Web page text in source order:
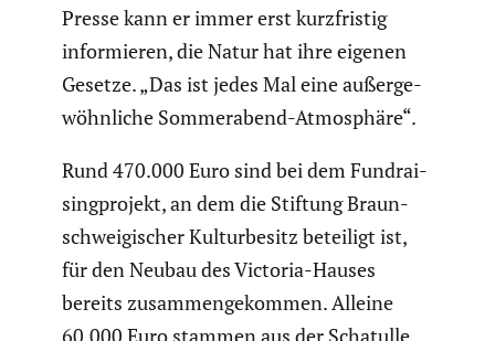
Presse kann er immer erst kurzfristig
infor­mieren, die Natur hat ihre eigenen
Gesetze. „Das ist jedes Mal eine außer­ge­
wöhn­liche Sommer­abend-Atmosphäre“.
Rund 470.000 Euro sind bei dem Fundrai­
sin­g­pro­jekt, an dem die Stiftung Braun­
schwei­gi­scher Kultur­be­sitz beteiligt ist,
für den Neubau des Victoria-Hauses
bereits zusam­men­ge­kommen. Alleine